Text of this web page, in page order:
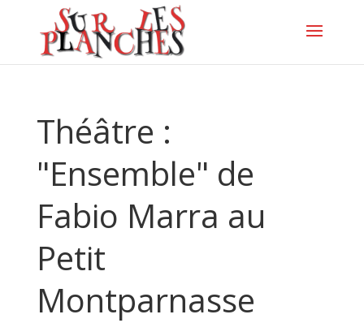
Théâtre :
"Ensemble" de
Fabio Marra au
Petit
Montparnasse